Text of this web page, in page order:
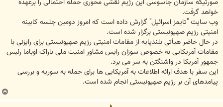
صورتیکه سازمان جاسوسی این رژیم نقشی محوری حمله احتمالی را برعهده
خواهد گرفت.
وب سایت "تایمز اسرائیل" گزارش داده است که امروز دومین جلسه کابینه
امنیتی رژیم صهیونیستی برگزار شده است.
در حال حاضر هیأتی بلندپایه از مقامات امنیتی رژیم صهیونیستی برای رایزنی با
مقامات آمریکایی به خصوص سوزان رایس مشاور امنیت ملی باراک اوباما رئیس
جمهور آمریکا در واشنگتن به سر می برد.
این سفر با هدف ارائه اطلاعات به آمریکایی ها برای حمله به سوریه و بررسی
پیامدهای آن بر رژیم صهیونیستی انجام شده است.
ب
ا